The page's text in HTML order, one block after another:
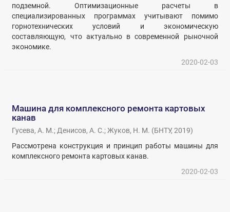
подземной. Оптимизационные расчеты в
специализированных программах учитывают помимо
горнотехнических условий и экономическую
составляющую, что актуально в современной рыночной
экономике.
2020-02-03
Машина для комплексного ремонта картовых
канав
Гусева, А. М.; Денисов, А. С.;Жуков, Н. М. (БНТУ,2019)
Рассмотрена конструкция и принцип работы машины для
комплексного ремонта картовых канав.
2020-02-03